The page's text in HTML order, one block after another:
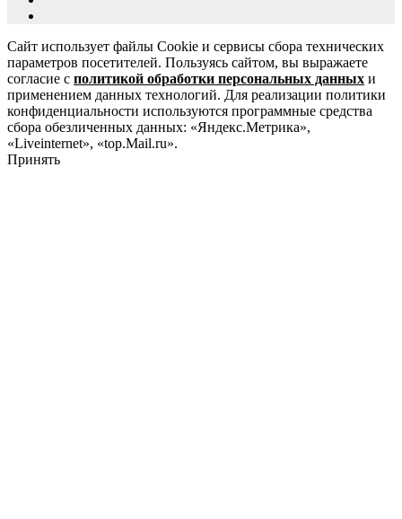
Сайт использует файлы Cookie и сервисы сбора технических
параметров посетителей. Пользуясь сайтом, вы выражаете
согласие с политикой обработки персональных данных и
применением данных технологий. Для реализации политики
конфиденциальности используются программные средства
сбора обезличенных данных: «Яндекс.Метрика»,
«Liveinternet», «top.Mail.ru».
Принять